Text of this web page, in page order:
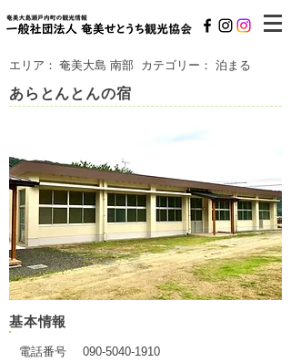
エリア： 奄美大島 南部 カテゴリー： 泊まる
あらとんとんの宿
基本情報
電話番号 090-5040-1910